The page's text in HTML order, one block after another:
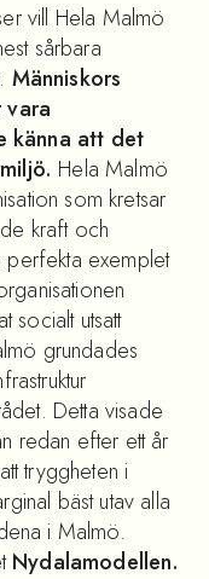
vill Hela Malmö
sårbara
Människors
vara
känna att det
Hela Malmö
som kretsar
kraft och
exemplet
socialt utsatt
grundades
Detta visade
redan efter ett år
tryggheten i
bäst utav alla
i Malmö.
Nydalamodellen.